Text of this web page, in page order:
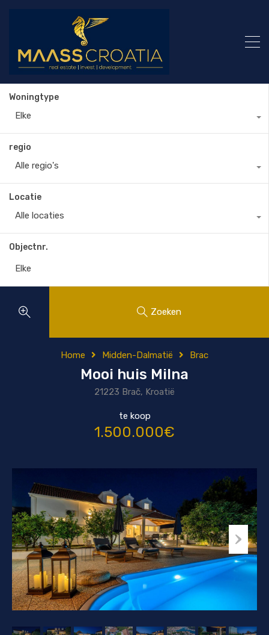
Woningtype
Elke
regio
Alle regio's
Locatie
Alle locaties
Objectnr.
Zoeken
Home Midden-Dalmatië Brac
Mooi huis Milna
21223 Brač, Kroatië
te koop
1.500.000€